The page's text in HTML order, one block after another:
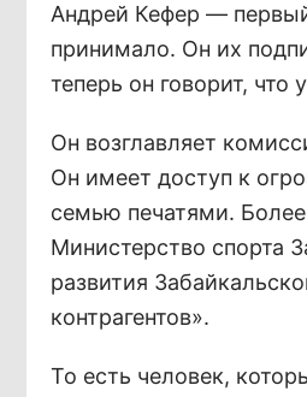
Андрей Кефер —
принимало. Он их
теперь он говорит,
Он возглавляет
Он имеет доступ к
семью печатями. Более
Министерство спорта
развития
контрагентов».
То есть человек,